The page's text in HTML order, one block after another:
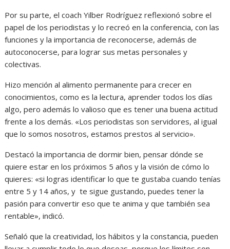
Por su parte, el coach Yilber Rodríguez reflexionó sobre el
papel de los periodistas y lo recreó en la conferencia, con las
funciones y la importancia de reconocerse, además de
autoconocerse, para lograr sus metas personales y
colectivas.
Hizo mención al alimento permanente para crecer en
conocimientos, como es la lectura, aprender todos los días
algo, pero además lo valioso que es tener una buena actitud
frente a los demás. «Los periodistas son servidores, al igual
que lo somos nosotros, estamos prestos al servicio».
Destacó la importancia de dormir bien, pensar dónde se
quiere estar en los próximos 5 años y la visión de cómo lo
quieres: «si logras identificar lo que te gustaba cuando tenías
entre 5 y 14 años, y te sigue gustando, puedes tener la
pasión para convertir eso que te anima y que también sea
rentable», indicó.
Señaló que la creatividad, los hábitos y la constancia, pueden